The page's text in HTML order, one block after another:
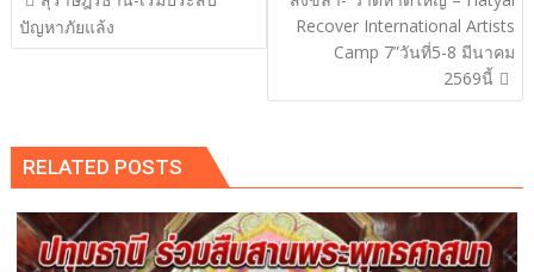
เรื่อง
ปัญหาภัยแล้ง
Recover International Artists
Camp 7”วันที่5-8 มีนาคม
2569นี้
RELATED POSTS